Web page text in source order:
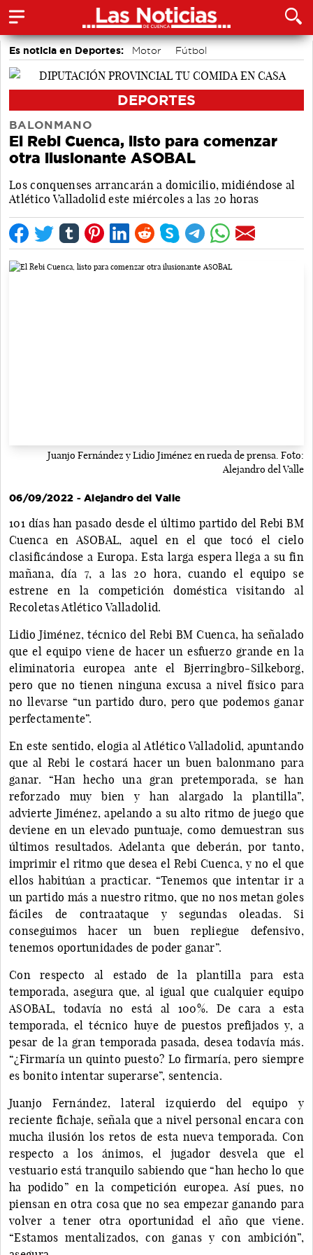
Es noticia en Deportes: Motor
Fútbol
Bolos conquenses
DEPORTES
BALONMANO
El Rebi Cuenca, listo para comenzar
otra ilusionante ASOBAL
Los conquenses arrancarán a domicilio, midiéndose al
Atlético Valladolid este miércoles a las 20 horas
Juanjo Fernández y Lidio Jiménez en rueda de prensa. Foto:
Alejandro del Valle
06/09/2022 - Alejandro del Valle
101 días han pasado desde el último partido del Rebi BM
Cuenca en ASOBAL, aquel en el que tocó el cielo
clasificándose a Europa. Esta larga espera llega a su fin
mañana, día 7, a las 20 hora, cuando el equipo se
estrene en la competición doméstica visitando al
Recoletas Atlético Valladolid.
Lidio Jiménez, técnico del Rebi BM Cuenca, ha señalado
que el equipo viene de hacer un esfuerzo grande en la
eliminatoria europea ante el Bjerringbro-Silkeborg,
pero que no tienen ninguna excusa a nivel físico para
no llevarse “un partido duro, pero que podemos ganar
perfectamente”.
En este sentido, elogia al Atlético Valladolid, apuntando
que al Rebi le costará hacer un buen balonmano para
ganar. “Han hecho una gran pretemporada, se han
reforzado muy bien y han alargado la plantilla”,
advierte Jiménez, apelando a su alto ritmo de juego que
deviene en un elevado puntuaje, como demuestran sus
últimos resultados. Adelanta que deberán, por tanto,
imprimir el ritmo que desea el Rebi Cuenca, y no el que
ellos habitúan a practicar. “Tenemos que intentar ir a
un partido más a nuestro ritmo, que no nos metan goles
fáciles de contraataque y segundas oleadas. Si
conseguimos hacer un buen repliegue defensivo,
tenemos oportunidades de poder ganar”.
Con respecto al estado de la plantilla para esta
temporada, asegura que, al igual que cualquier equipo
ASOBAL, todavía no está al 100%. De cara a esta
temporada, el técnico huye de puestos prefijados y, a
pesar de la gran temporada pasada, desea todavía más.
“¿Firmaría un quinto puesto? Lo firmaría, pero siempre
es bonito intentar superarse”, sentencia.
Juanjo Fernández, lateral izquierdo del equipo y
reciente fichaje, señala que a nivel personal encara con
mucha ilusión los retos de esta nueva temporada. Con
respecto a los ánimos, el jugador desvela que el
vestuario está tranquilo sabiendo que “han hecho lo que
ha podido” en la competición europea. Así pues, no
piensan en otra cosa que no sea empezar ganando para
volver a tener otra oportunidad el año que viene.
“Estamos mentalizados, con ganas y con ambición”,